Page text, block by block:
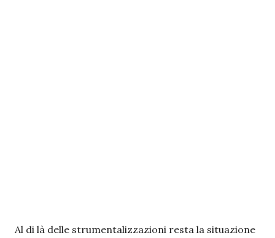
Al di là delle strumentalizzazioni resta la situazione